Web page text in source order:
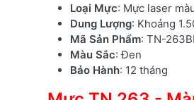
Loại Mực: Mực laser
Dung Lượng: Khoảng
Mã Sản Phẩm: TN-
Màu Sắc: Đen
Bảo Hành: 12 tháng